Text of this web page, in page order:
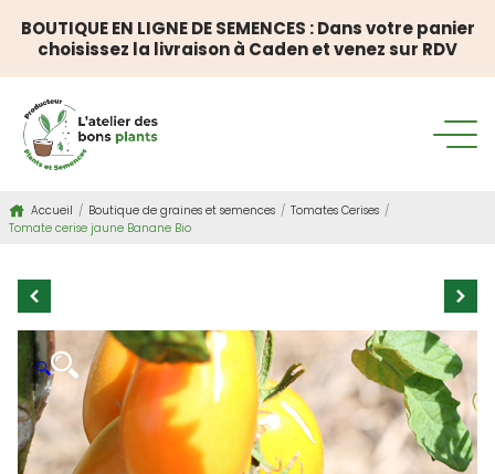
BOUTIQUE EN LIGNE DE SEMENCES : Dans votre panier
choisissez la livraison à Caden et venez sur RDV
Accueil / Boutique de graines et semences / Tomates Cerises /
Tomate cerise jaune Banane Bio
🔍